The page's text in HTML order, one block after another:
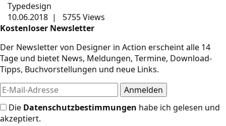
Typedesign
10.06.2018 |
5755 Views
Kostenloser Newsletter
Der Newsletter von Designer in Action erscheint alle 14
Tage und bietet News, Meldungen, Termine, Download-
Tipps, Buchvorstellungen und neue Links.
Die Datenschutzbestimmungen habe ich gelesen und
akzeptiert.